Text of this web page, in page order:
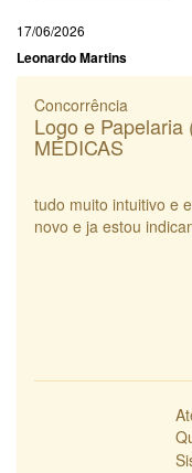
17/06/2026
Leonardo Martins
Concorrência
Logo e
MÉDICAS
tudo muito intuitivo e
novo e ja estou